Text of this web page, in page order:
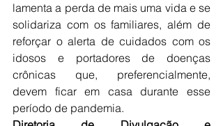
lamenta a perda de mais uma vida e se
solidariza com os familiares, além de
reforçar o alerta de cuidados com os
idosos e portadores de doenças
crônicas que, preferencialmente,
devem ficar em casa durante esse
período de pandemia.